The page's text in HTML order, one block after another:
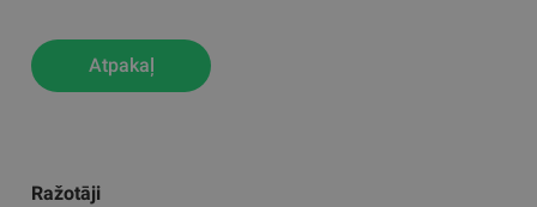
Ražotāji
Atpakaļ